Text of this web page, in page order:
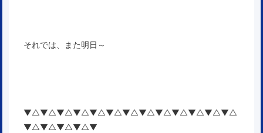
それでは、また明日～
▼△▼△▼△▼△▼△▼△▼△▼△▼△▼△▼△▼△▼△
▼△▼△▼△▼△▼